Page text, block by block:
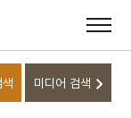
요
색 미디어 검색